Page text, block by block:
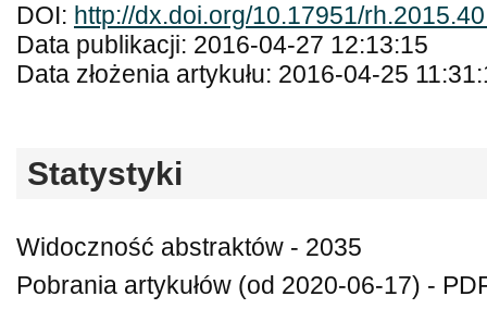
DOI: http://dx.doi.org/10.17951/
Data publikacji: 2016-04-27 12:13:15
Data złożenia artykułu: 2016-04-25
Statystyki
Widoczność abstraktów - 2035
Pobrania artykułów (od 2020-06-17) -